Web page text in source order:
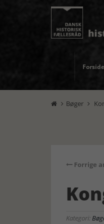
Forside
 Bøger 
Forrige
Kategori: